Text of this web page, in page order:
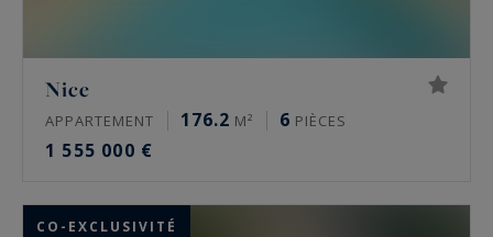
Nice
APPARTEMENT 176.2 M² 6 PIÈCES
1 555 000 €
CO-EXCLUSIVITÉ